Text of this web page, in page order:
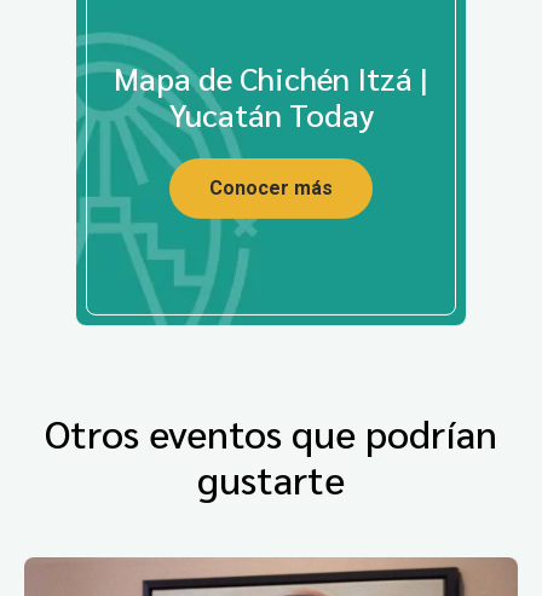
Mapa de Chichén Itzá |
Yucatán Today
Conocer más
Otros eventos que podrían
gustarte